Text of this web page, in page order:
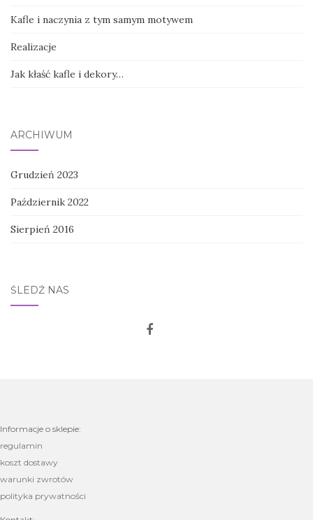
Kafle i naczynia z tym samym motywem
Realizacje
Jak kłaść kafle i dekory…
ARCHIWUM
Grudzień 2023
Październik 2022
Sierpień 2016
ŚLEDŹ NAS
Informacje o sklepie:
regulamin
koszt dostawy
warunki zwrotów
polityka prywatności